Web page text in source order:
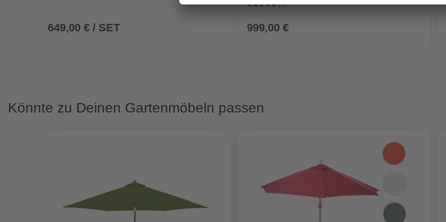
649,00 € / SET
(1)
999,00 €
Könnte zu Deinen Gartenmöbeln passen